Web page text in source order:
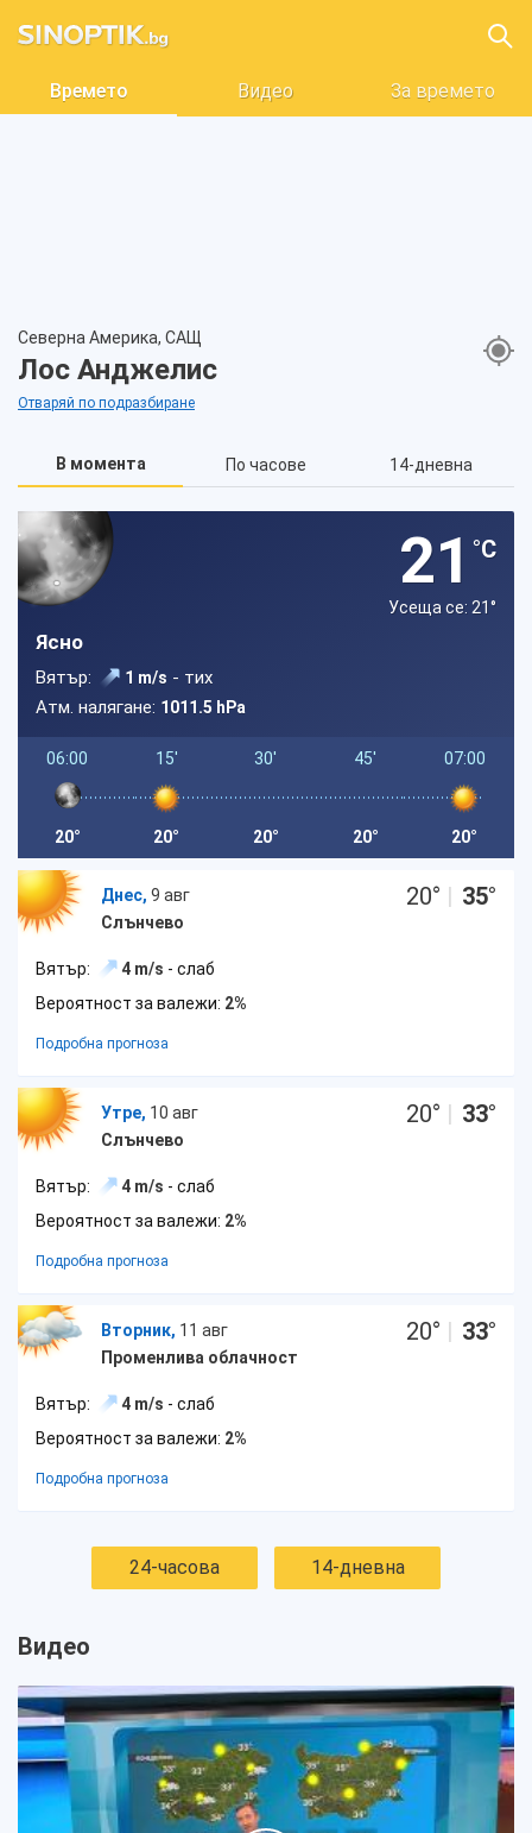
Времето Видео За времето
Северна Америка, САЩ
Лос Анджелис
Отваряй по подразбиране
В момента По часове 14-дневна
21 °C
Усеща се: 21°
Ясно
Вятър: 1 m/s - тих
Атм. налягане: 1011.5 hPa
06:00
20°
15'
20°
30'
20°
45'
20°
07:00
20°
Днес, 9 авг
Слънчево
20° | 35°
Вятър: 4 m/s - слаб
Вероятност за валежи: 2%
Подробна прогноза
Утре, 10 авг
Слънчево
20° | 33°
Вятър: 4 m/s - слаб
Вероятност за валежи: 2%
Подробна прогноза
Вторник, 11 авг
Променлива облачност
20° | 33°
Вятър: 4 m/s - слаб
Вероятност за валежи: 2%
Подробна прогноза
24-часова 14-дневна
Видео